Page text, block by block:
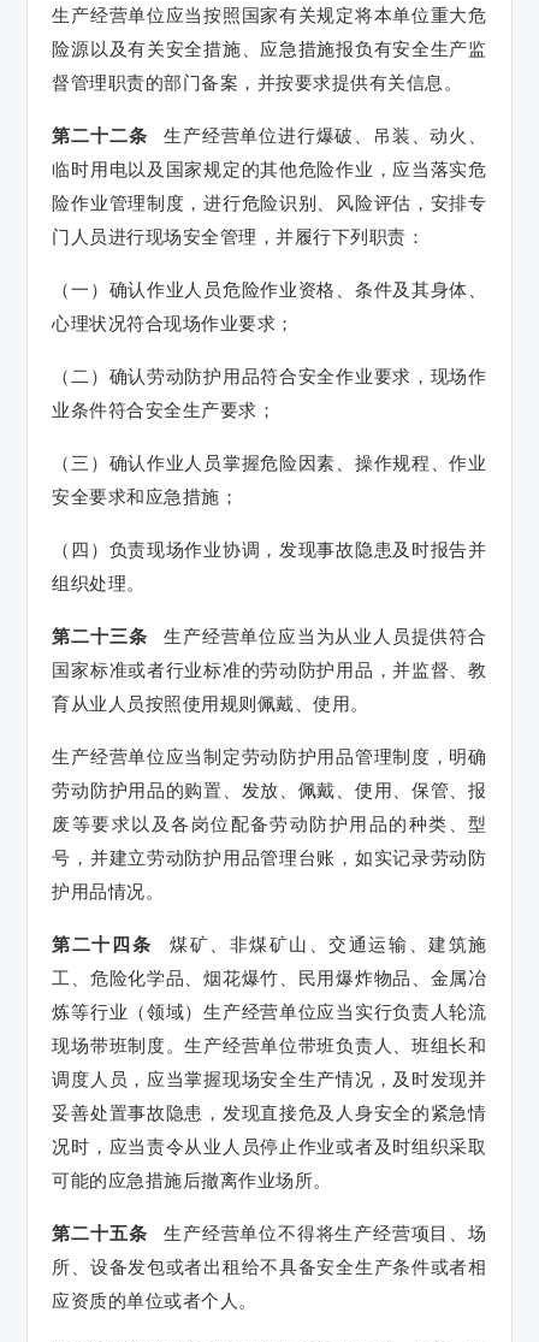
生产经营单位应当按照国家有关规定将本单位重大危
险源以及有关安全措施、应急措施报负有安全生产监
督管理职责的部门备案，并按要求提供有关信息。
第二十二条 生产经营单位进行爆破、吊装、动火、
临时用电以及国家规定的其他危险作业，应当落实危
险作业管理制度，进行危险识别、风险评估，安排专
门人员进行现场安全管理，并履行下列职责：
（一）确认作业人员危险作业资格、条件及其身体、
心理状况符合现场作业要求；
（二）确认劳动防护用品符合安全作业要求，现场作
业条件符合安全生产要求；
（三）确认作业人员掌握危险因素、操作规程、作业
安全要求和应急措施；
（四）负责现场作业协调，发现事故隐患及时报告并
组织处理。
第二十三条 生产经营单位应当为从业人员提供符合
国家标准或者行业标准的劳动防护用品，并监督、教
育从业人员按照使用规则佩戴、使用。
生产经营单位应当制定劳动防护用品管理制度，明确
劳动防护用品的购置、发放、佩戴、使用、保管、报
废等要求以及各岗位配备劳动防护用品的种类、型
号，并建立劳动防护用品管理台账，如实记录劳动防
护用品情况。
第二十四条 煤矿、非煤矿山、交通运输、建筑施
工、危险化学品、烟花爆竹、民用爆炸物品、金属冶
炼等行业（领域）生产经营单位应当实行负责人轮流
现场带班制度。生产经营单位带班负责人、班组长和
调度人员，应当掌握现场安全生产情况，及时发现并
妥善处置事故隐患，发现直接危及人身安全的紧急情
况时，应当责令从业人员停止作业或者及时组织采取
可能的应急措施后撤离作业场所。
第二十五条 生产经营单位不得将生产经营项目、场
所、设备发包或者出租给不具备安全生产条件或者相
应资质的单位或者个人。